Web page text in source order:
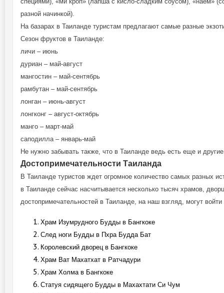
разной начинкой).
На базарах в Таиланде туристам предлагают самые разные
Сезон фруктов в Таиланде:
личи – июнь
дуриан – май-август
мангостин – май-сентябрь
рамбутан – май-сентябрь
лонган – июнь-август
лонгконг – август-октябрь
манго – март-май
саподилла – январь-май
Не нужно забывать также, что в Таиланде ведь есть еще и
Достопримечательности Таиланда
В Таиланде туристов ждет огромное количество самых разных
в Таиланде сейчас насчитывается несколько тысяч храмов,
достопримечательностей в Таиланде, на наш взгляд, могут
Храм Изумрудного Будды в Бангкоке
След ноги Будды в Пхра Будда Бат
Королевский дворец в Бангкоке
Храм Ват Махатхат в Ратчадури
Храм Холма в Бангкоке
Статуя сидящего Будды в Махахтати Си Чум